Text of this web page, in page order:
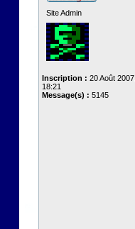
Site Admin
Inscription : 20 Août 2007,
18:21
Message(s) : 5145